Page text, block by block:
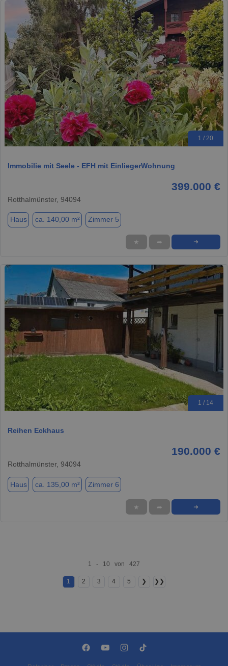
1 / 20
Immobilie mit Seele - EFH mit EinliegerWohnung
399.000 €
Rotthalmünster, 94094
Haus ca. 140,00 m² Zimmer 5
★ ➦ ➜
1 / 14
Reihen Eckhaus
190.000 €
Rotthalmünster, 94094
Haus ca. 135,00 m² Zimmer 6
★ ➦ ➜
1 - 10 von 427
1 2 3 4 5 ❯ ❯❯